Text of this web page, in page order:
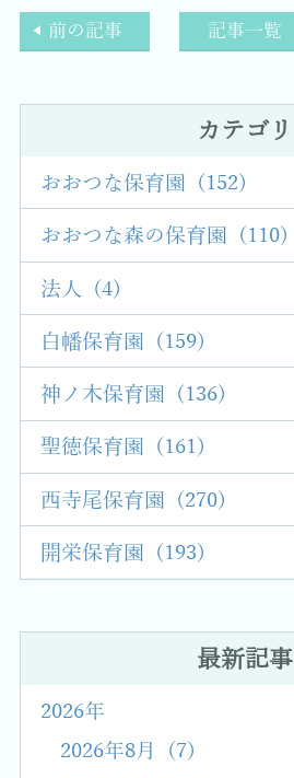
前の記事 記事一覧
カテゴリ
おおつな保育園 (152)
おおつな森の保育園 (110)
法人 (4)
白幡保育園 (159)
神ノ木保育園 (136)
聖徳保育園 (161)
西寺尾保育園 (270)
開栄保育園 (193)
最新記事
2026年
2026年8月 (7)